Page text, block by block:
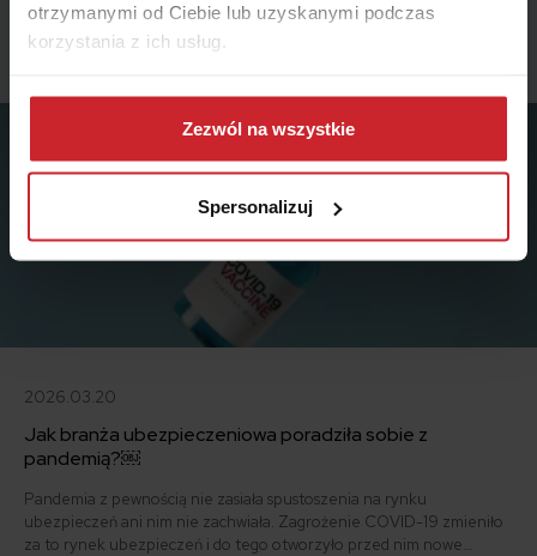
otrzymanymi od Ciebie lub uzyskanymi podczas
korzystania z ich usług.
Dowiedz się więcej na temat tego, kim jesteśmy, jak
można się z nami skontaktować i w jaki sposób
przetwarzamy dane osobowe w ramachPolityki
Zezwól na wszystkie
Spersonalizuj
Podobne artykuły
2026.03.20
Jak branża ubezpieczeniowa poradziła sobie z
pandemią?￼
Pandemia z pewnością nie zasiała spustoszenia na rynku
ubezpieczeń ani nim nie zachwiała. Zagrożenie COVID-19 zmieniło
za to rynek ubezpieczeń i do tego otworzyło przed nim nowe